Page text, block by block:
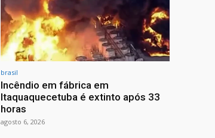
brasil
Incêndio em fábrica em
Itaquaquecetuba é extinto após 33
horas
agosto 6, 2026